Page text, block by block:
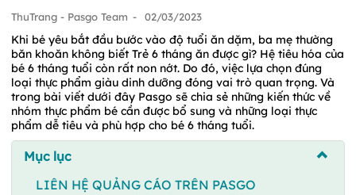
ThuTrang - Pasgo Team - 02/03/2023
Khi bé yêu bắt đầu bước vào độ tuổi ăn dặm, ba mẹ thường
băn khoăn không biết Trẻ 6 tháng ăn được gì? Hệ tiêu hóa của
bé 6 tháng tuổi còn rất non nớt. Do đó, việc lựa chọn đúng
loại thực phẩm giàu dinh dưỡng đóng vai trò quan trọng. Và
trong bài viết dưới đây Pasgo sẽ chia sẻ những kiến thức về
nhóm thực phẩm bé cần được bổ sung và những loại thực
phẩm dễ tiêu và phù hợp cho bé 6 tháng tuổi.
Mục lục
LIÊN HỆ QUẢNG CÁO TRÊN PASGO